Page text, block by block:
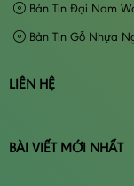
Bản Tin Đại Nam
Bản Tin Gỗ Nhựa
LIÊN HỆ
BÀI VIẾT MỚI NHẤT